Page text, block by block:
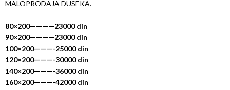
MALOPRODAJA DUSEKA.
80×200————23000 din
90×200————23000 din
100×200———-25000 din
120×200———-30000 din
140×200———-36000 din
160×200———-42000 din